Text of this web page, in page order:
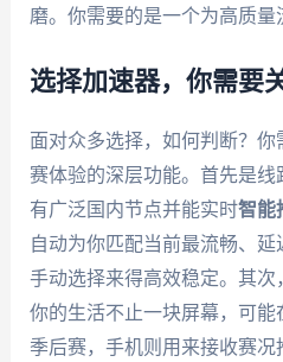
磨。你需要的是一个为高质量
选择加速器，你需要
面对众多选择，如何判断？
赛体验的深层功能。首先是
有广泛国内节点并能实时智能
自动为你匹配当前最流畅、
手动选择来得高效稳定。其次
你的生活不止一块屏幕，可能
季后赛，手机则用来接收赛